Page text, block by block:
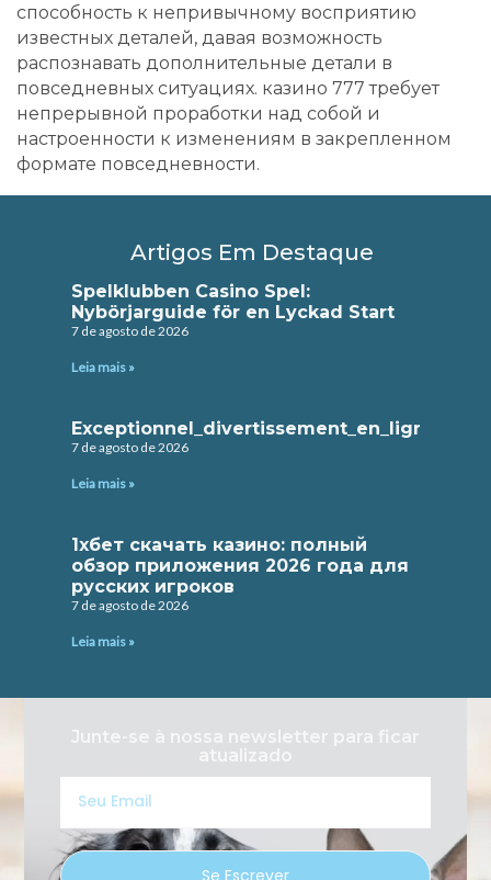
способность к непривычному восприятию
известных деталей, давая возможность
распознавать дополнительные детали в
повседневных ситуациях. казино 777 требует
непрерывной проработки над собой и
настроенности к изменениям в закрепленном
формате повседневности.
Artigos Em Destaque
Spelklubben Casino Spel:
Nybörjarguide för en Lyckad Start
7 de agosto de 2026
Leia mais »
7 de agosto de 2026
Leia mais »
1хбет скачать казино: полный
обзор приложения 2026 года для
русских игроков
7 de agosto de 2026
Leia mais »
Junte-se à nossa newsletter para ficar
atualizado
Email